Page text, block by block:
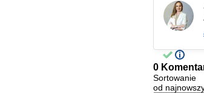
0
Sortowanie
od